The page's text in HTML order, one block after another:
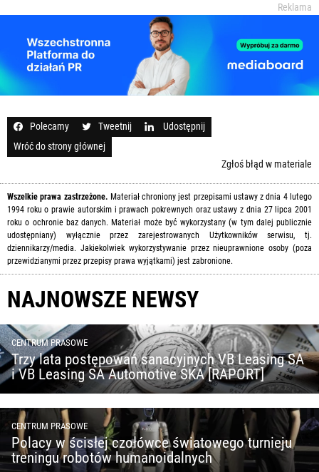
Reklama
Polecamy Tweetnij
Udostępnij
Wróć do strony głównej
Zgłoś błąd w materiale
Wszelkie prawa zastrzeżone. Materiał chroniony jest przepisami ustawy z dnia 4 lutego
1994 roku o prawie autorskim i prawach pokrewnych oraz ustawy z dnia 27 lipca 2001
roku o ochronie baz danych. Materiał może być wykorzystany (w tym dalej publicznie
udostępniany) wyłącznie przez zarejestrowanych Użytkowników serwisu, tj.
dziennikarzy/media. Jakiekolwiek wykorzystywanie przez nieuprawnione osoby (poza
przewidzianymi przez przepisy prawa wyjątkami) jest zabronione.
NAJNOWSZE NEWSY
CENTRUM PRASOWE
Trzy lata postępowań sanacyjnych VB Leasing SA
i VB Leasing SA Automotive SKA [RAPORT]
CENTRUM PRASOWE
Polacy w ścisłej czołówce światowego turnieju
treningu robotów humanoidalnych